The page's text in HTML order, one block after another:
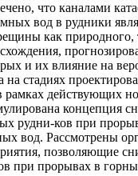
что каналами
вод в рудники
как природного,
и их влияние на
на стадиях
рамках действующих
концепция
рудни-ков при
вод. Рассмотрены
позволяющие
при прорывах в